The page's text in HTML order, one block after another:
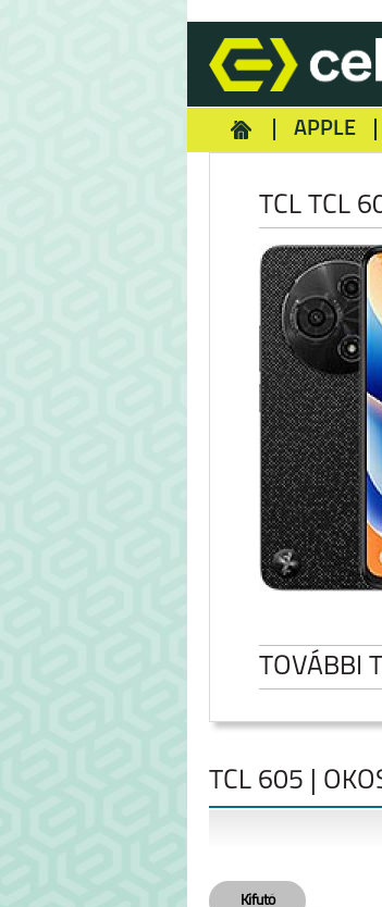
APPLE
TCL TCL
TOVÁBBI
TCL 605
TCL 605 |